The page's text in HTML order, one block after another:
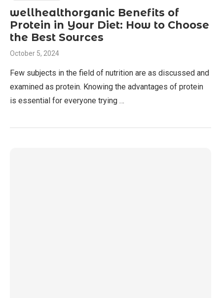
wellhealthorganic Benefits of
Protein in Your Diet: How to Choose
the Best Sources
October 5, 2024
Few subjects in the field of nutrition are as discussed and
examined as protein. Knowing the advantages of protein
is essential for everyone trying …